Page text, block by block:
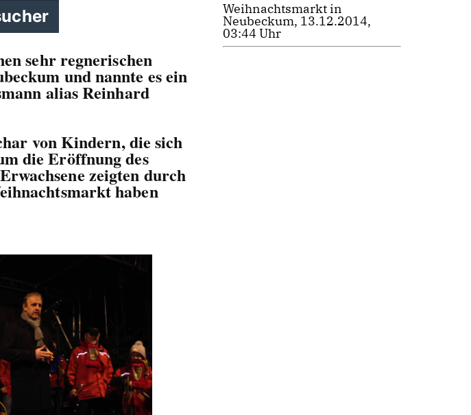
sehr regnerischen
und nannte es ein
alias Reinhard
von Kindern, die sich
die Eröffnung des
zeigten durch
haben
Weihnachtsmarkt in
Neubeckum, 13.12.2014,
03:44 Uhr